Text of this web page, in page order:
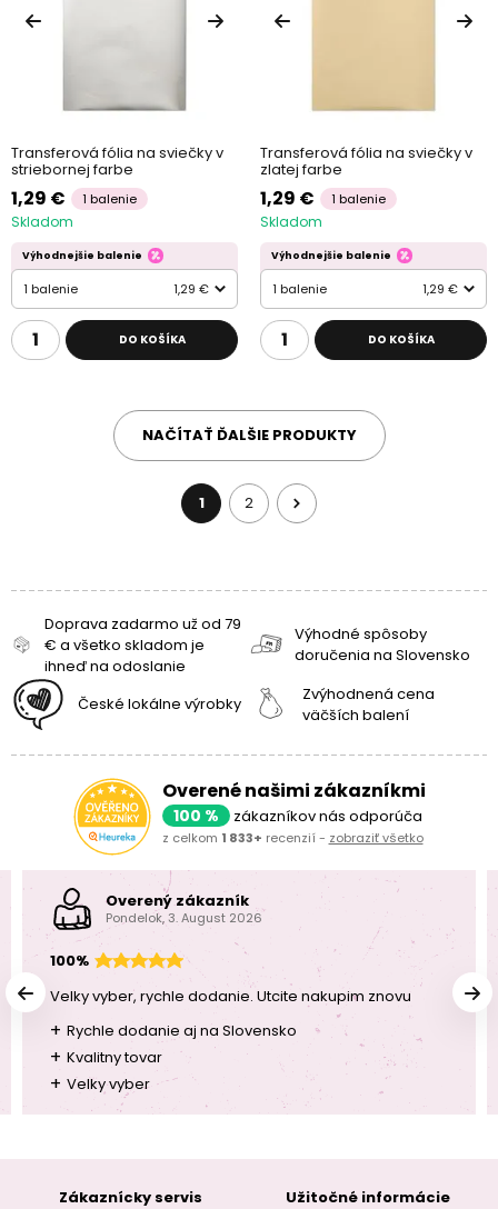
Transferová fólia na sviečky v
striebornej farbe
1,29 € 1 balenie
Skladom
Výhodnejšie balenie
1 balenie 1,29 €
DO KOŠÍKA
Transferová fólia na sviečky v
zlatej farbe
1,29 € 1 balenie
Skladom
Výhodnejšie balenie
1 balenie 1,29 €
DO KOŠÍKA
NAČÍTAŤ ĎALŠIE PRODUKTY
1 2
Doprava zadarmo už od 79
€ a všetko skladom je
ihneď na odoslanie
Výhodné spôsoby
doručenia na Slovensko
České lokálne výrobky
Zvýhodnená cena
väčších balení
Overené našimi zákazníkmi
100 % zákazníkov nás odporúča
z celkom 1 833+ recenzií - zobraziť všetko
Overený zákazník
Pondelok, 3. August 2026
100%
Velky vyber, rychle dodanie. Utcite nakupim znovu
+ Rychle dodanie aj na Slovensko
+ Kvalitny tovar
+ Velky vyber
Zákaznícky servis
Užitočné informácie